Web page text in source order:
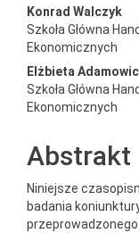
Konrad Walczyk
Szkoła Główna
Ekonomicznych
Elżbieta
Szkoła Główna
Ekonomicznych
Abstrakt
Niniejsze
badania
przeprowadzonego